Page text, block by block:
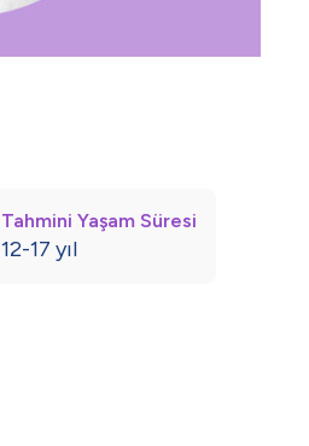
Tahmini Yaşam Süresi
12-17 yıl